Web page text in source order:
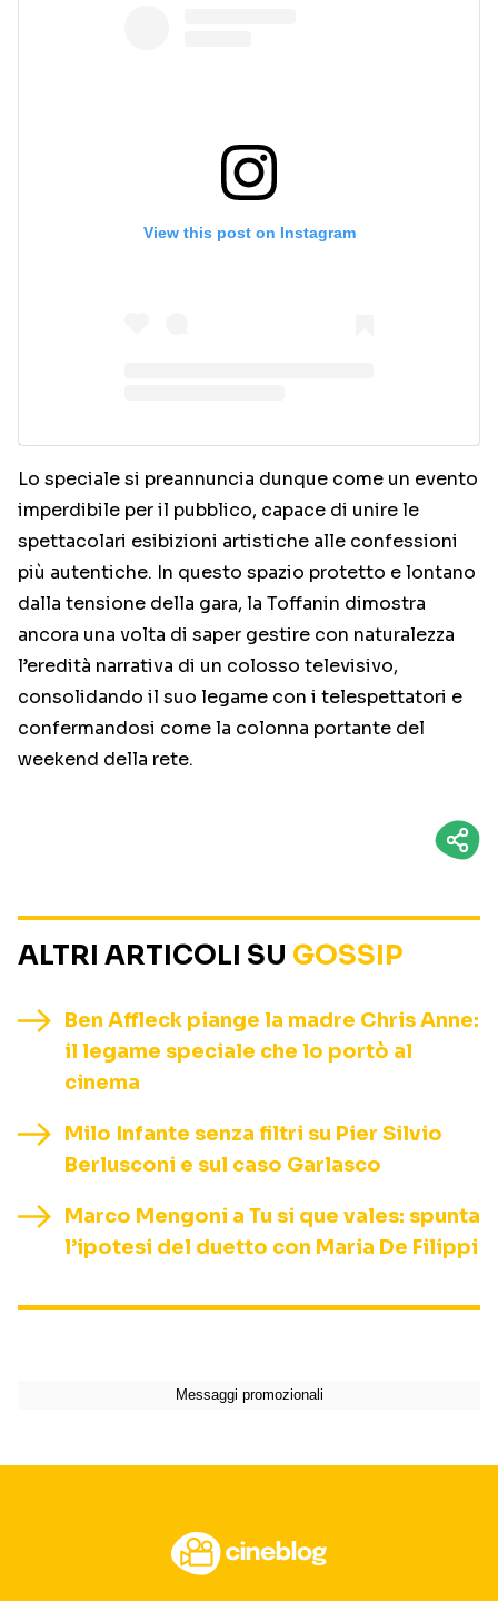
View this post on Instagram
Lo speciale si preannuncia dunque come un evento
imperdibile per il pubblico, capace di unire le
spettacolari esibizioni artistiche alle confessioni
più autentiche. In questo spazio protetto e lontano
dalla tensione della gara, la Toffanin dimostra
ancora una volta di saper gestire con naturalezza
l’eredità narrativa di un colosso televisivo,
consolidando il suo legame con i telespettatori e
confermandosi come la colonna portante del
weekend della rete.
ALTRI ARTICOLI SU GOSSIP
Ben Affleck piange la madre Chris Anne:
il legame speciale che lo portò al
cinema
Milo Infante senza filtri su Pier Silvio
Berlusconi e sul caso Garlasco
Marco Mengoni a Tu si que vales: spunta
l’ipotesi del duetto con Maria De Filippi